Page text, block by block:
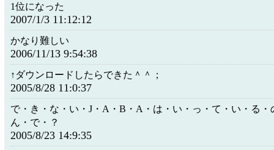
1位になった
2007/1/3 11:12:12
かなり難しい
2006/11/13 9:54:38
↑ダウンロードしたらできた＾＾；
2005/8/28 11:0:37
で・き・な・い・J・A・B・A・は・い・っ・て・い・る・
ん・で・？
2005/8/23 14:9:35